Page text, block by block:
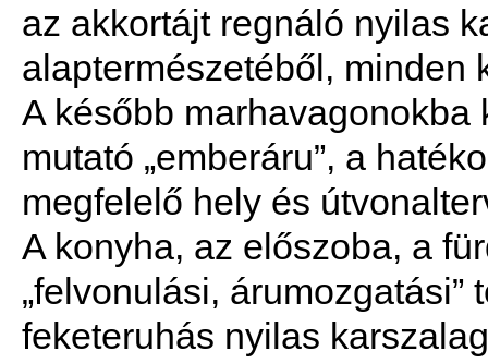
az akkortájt regnáló nyilas
alaptermészetéből, minden
A később
mutató „emberáru”, a
megfelelő hely és
A konyha, az előszoba, a
„felvonulási,
feketeruhás nyilas